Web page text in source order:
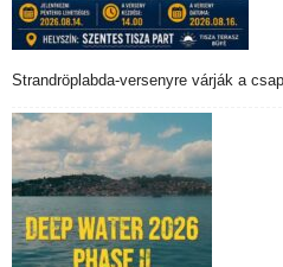
Strandröplabda-versenyre várják a